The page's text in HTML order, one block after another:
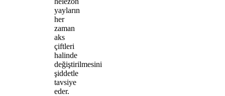
yayların
her
zaman
aks
çiftleri
halinde
değiştirilmesini
şiddetle
tavsiye
eder.